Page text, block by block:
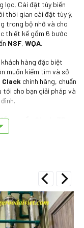
lọc, Cài đặt tùy biến
thời gian cài đặt tùy ý,
trong bộ nhớ và cho
thiết kế gồm 6 bước
NSF, WQA.
hàng đặc biệt
muốn kiếm tìm và sở
Clack chính hãng, chuẩn
tới cho bạn giải pháp và
nguồn Clack TB-
chì, thuỷ ngân, cặn
dư, nâng PH tốt cho
Clack 🇺🇸).